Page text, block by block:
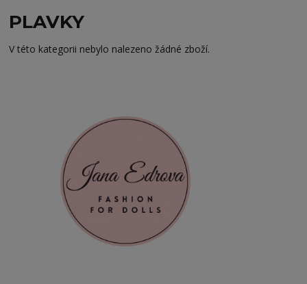
PLAVKY
V této kategorii nebylo nalezeno žádné zboží.